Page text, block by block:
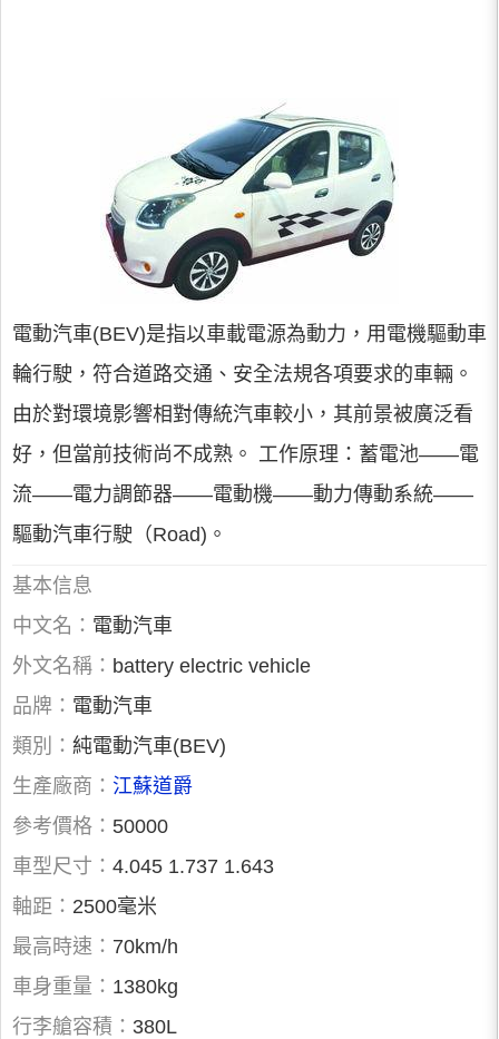
電動汽車(BEV)是指以車載電源為動力，用電機驅動車
輪行駛，符合道路交通、安全法規各項要求的車輛。
由於對環境影響相對傳統汽車較小，其前景被廣泛看
好，但當前技術尚不成熟。 工作原理：蓄電池——電
流——電力調節器——電動機——動力傳動系統——
驅動汽車行駛（Road)。
基本信息
中文名： 電動汽車
外文名稱： battery electric vehicle
品牌： 電動汽車
類別： 純電動汽車(BEV)
生產廠商： 江蘇道爵
參考價格： 50000
車型尺寸： 4.045 1.737 1.643
軸距： 2500毫米
最高時速： 70km/h
車身重量： 1380kg
行李艙容積： 380L